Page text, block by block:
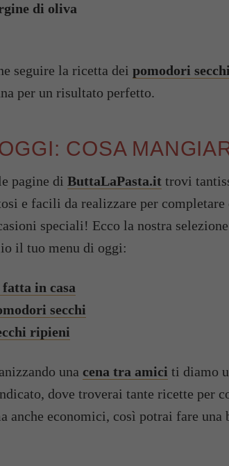
di oliva
seguire la ricetta dei pomodori secchi
per un risultato perfetto.
COSA
pagine di ButtaLaPasta.it trovi
e facili da realizzare per
speciali! Ecco la nostra
il tuo menu di oggi:
in casa
secchi
ripieni
una cena tra amici ti diamo
dove troverai tante ricette per
anche economici, così potrai fare